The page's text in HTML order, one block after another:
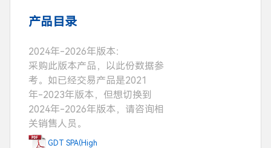
产品目录
2024年-2026年版本：
采购此版本产品，以此份数据参
考。如已经交易产品是2021
年-2023年版本，但想切换到
2024年-2026年版本，请咨询相
关销售人员。
GDT SPA(High